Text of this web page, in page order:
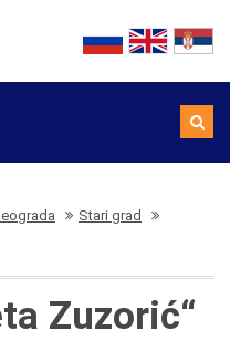
Stari grad
Zuzorić“